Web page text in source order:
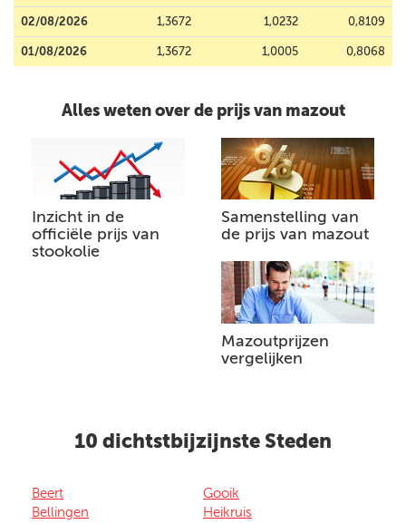
02/08/2026 1,3672 1,0232 0,8109
01/08/2026 1,3672 1,0005 0,8068
Alles weten over de prijs van mazout
Inzicht in de
officiële prijs van
stookolie
Samenstelling van
de prijs van mazout
Mazoutprijzen
vergelijken
10 dichtstbijzijnste Steden
Beert
Bellingen
Gooik
Heikruis